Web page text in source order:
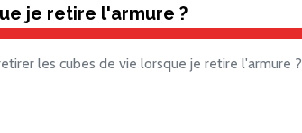
je retire l'armure ?
les cubes de vie lorsque je retire l'armure ?